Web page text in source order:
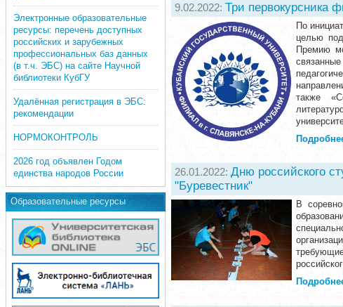
Электронные образовательные
ресурсы: перечень доступных
российских и зарубежных
профессиональных баз данных
(в т.ч. ЭБС) на сайте Научной
библиотеки КубГУ
Удалённая регистрация в ЭБС:
рекомендации
НОРМОКОНТРОЛЬ
2026 год объявлен Годом
единства народов России
Образовательные ресурсы
9.02.2022: Три первокурсника
По
целью
Премию
также
26.01.2022: Дню российского
"Буревестник"
В